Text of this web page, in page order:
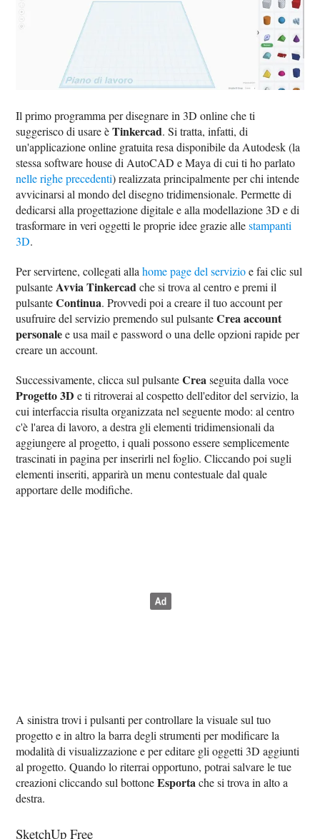
Il primo programma per disegnare in 3D online che ti
suggerisco di usare èTinkercad. Si tratta, infatti, di
un'applicazione online gratuita resa disponibile da Autodesk (la
stessa software house di AutoCAD e Maya di cui ti ho parlato
nelle righe precedenti) realizzata principalmente per chi intende
avvicinarsi al mondo del disegno tridimensionale. Permette di
dedicarsi alla progettazione digitale e alla modellazione 3D e di
trasformare in veri oggetti le proprie idee grazie allestampanti
3D.
Per servirtene, collegati allahome page del servizioe fai clic sul
pulsante Avvia Tinkercadche si trova al centro e premi il
pulsanteContinua. Provvedi poi a creare il tuo account per
usufruire del servizio premendo sul pulsanteCrea account
personalee usa mail e password o una delle opzioni rapide per
creare un account.
Successivamente, clicca sul pulsanteCreaseguita dalla voce
Progetto 3D e ti ritroverai al cospetto dell'editor del servizio, la
cui interfaccia risulta organizzata nel seguente modo: al centro
c'è l'area di lavoro, a destra gli elementi tridimensionali da
aggiungere al progetto, i quali possono essere semplicemente
trascinati in pagina per inserirli nel foglio. Cliccando poi sugli
elementi inseriti, apparirà un menu contestuale dal quale
apportare delle modifiche.
A sinistra trovi i pulsanti per controllare la visuale sul tuo
progetto e in altro la barra degli strumenti per modificare la
modalità di visualizzazione e per editare gli oggetti 3D aggiunti
al progetto. Quando lo riterrai opportuno, potrai salvare le tue
creazioni cliccando sul bottoneEsportache si trova in alto a
destra.
SketchUp Free